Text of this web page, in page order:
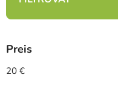
u
t
s
o
Preis
20 €